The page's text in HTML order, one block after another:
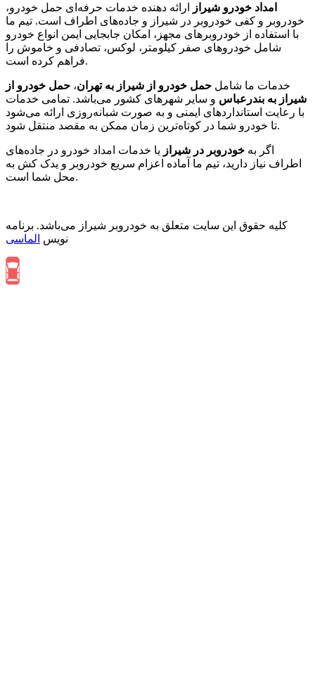
امداد خودرو شیراز
ارائه دهنده خدمات حرفه‌ای حمل خودرو،
خودروبر و کفی خودروبر در شیراز و جاده‌های اطراف است. تیم ما
با استفاده از خودروبرهای مجهز، امکان جابجایی ایمن انواع خودرو
شامل خودروهای صفر کیلومتر، لوکس، تصادفی و خاموش را
فراهم کرده است.
خدمات ما شامل حمل خودرو از شیراز به تهران، حمل خودرو از
شیراز به بندرعباس و سایر شهرهای کشور می‌باشد. تمامی خدمات
با رعایت استانداردهای ایمنی و به صورت شبانه‌روزی ارائه می‌شود
تا خودرو شما در کوتاه‌ترین زمان ممکن به مقصد منتقل شود.
اگر به خودروبر در شیراز یا خدمات امداد خودرو در جاده‌های
اطراف نیاز دارید، تیم ما آماده اعزام سریع خودروبر و یدک کش به
محل شما است.
کلیه حقوق این سایت متعلق به خودروبر شیراز می‌باشد. برنامه
نویس الماسی